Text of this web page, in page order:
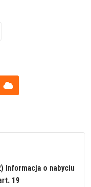
Cloud
Informacja o nabyciu
19